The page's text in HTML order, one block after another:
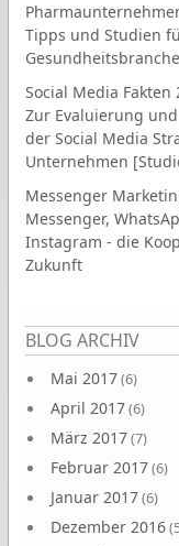
Tipps und Studien
Gesundheitsbranche
Social Media Fakten
Zur Evaluierung
der Social Media
Unternehmen
Messenger
Messenger,
Instagram - die
Zukunft
BLOG ARCHIV
Mai 2017(6)
April 2017(6)
März 2017(7)
Februar 2017(6)
Januar 2017(6)
Dezember 2016
Seiten